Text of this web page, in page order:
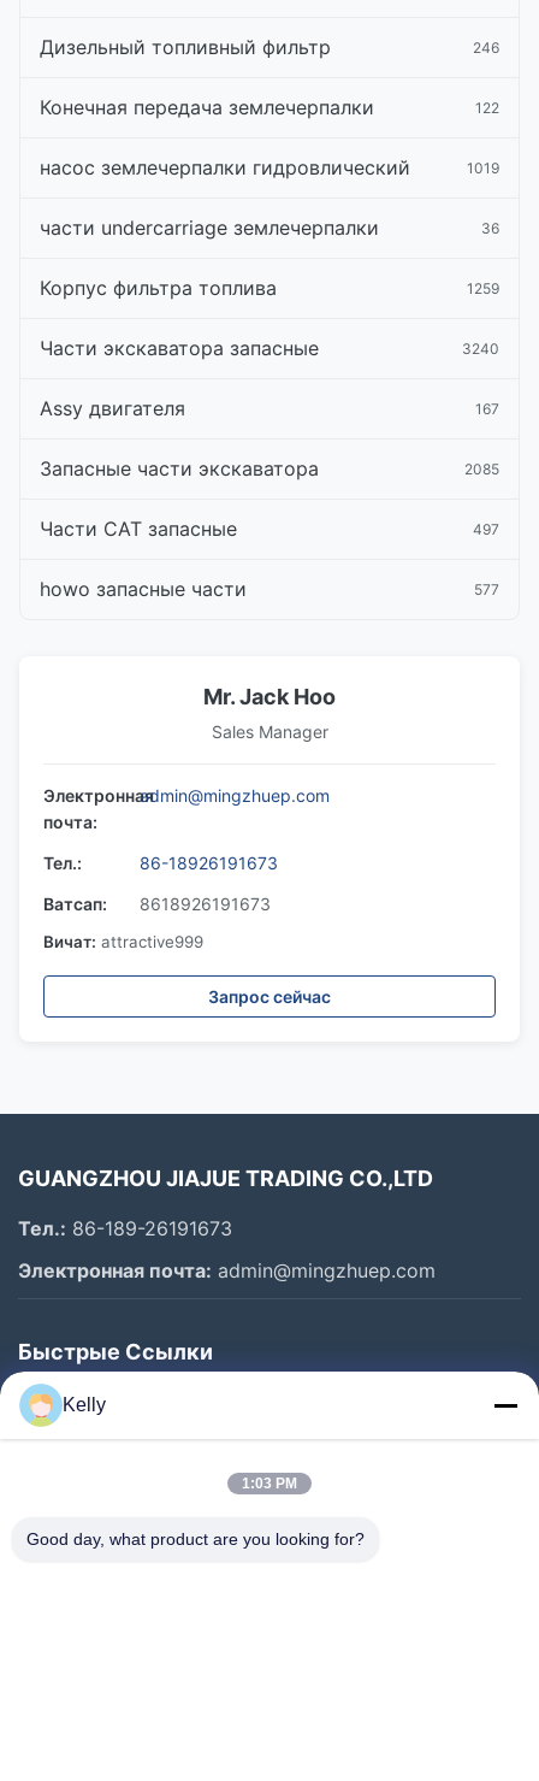
Дизельный топливный фильтр 246
Конечная передача землечерпалки 122
насос землечерпалки гидровлический 1019
части undercarriage землечерпалки 36
Корпус фильтра топлива 1259
Части экскаватора запасные 3240
Assy двигателя 167
Запасные части экскаватора 2085
Части CAT запасные 497
howo запасные части 577
Mr. Jack Hoo
Sales Manager
Электронная
почта:
admin@mingzhuep.com
Тел.:
86-18926191673
Ватсап:
8618926191673
Вичат: attractive999
Запрос сейчас
GUANGZHOU JIAJUE TRADING CO.,LTD
Тел.: 86-189-26191673
Электронная почта: admin@mingzhuep.com
Быстрые Ссылки
Домой
Продукты
Экскурсия По Заводу
Kelly
1:03 PM
Good day, what product are you looking for?